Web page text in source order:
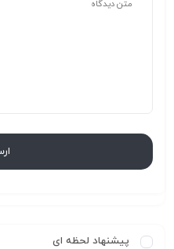
پیشنهاد لحظه ای